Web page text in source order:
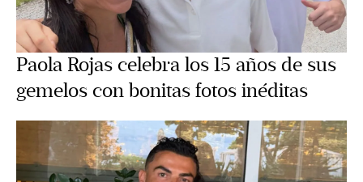
Paola Rojas celebra los 15 años de sus
gemelos con bonitas fotos inéditas